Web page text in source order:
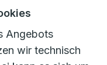
Angebots
wir technisch